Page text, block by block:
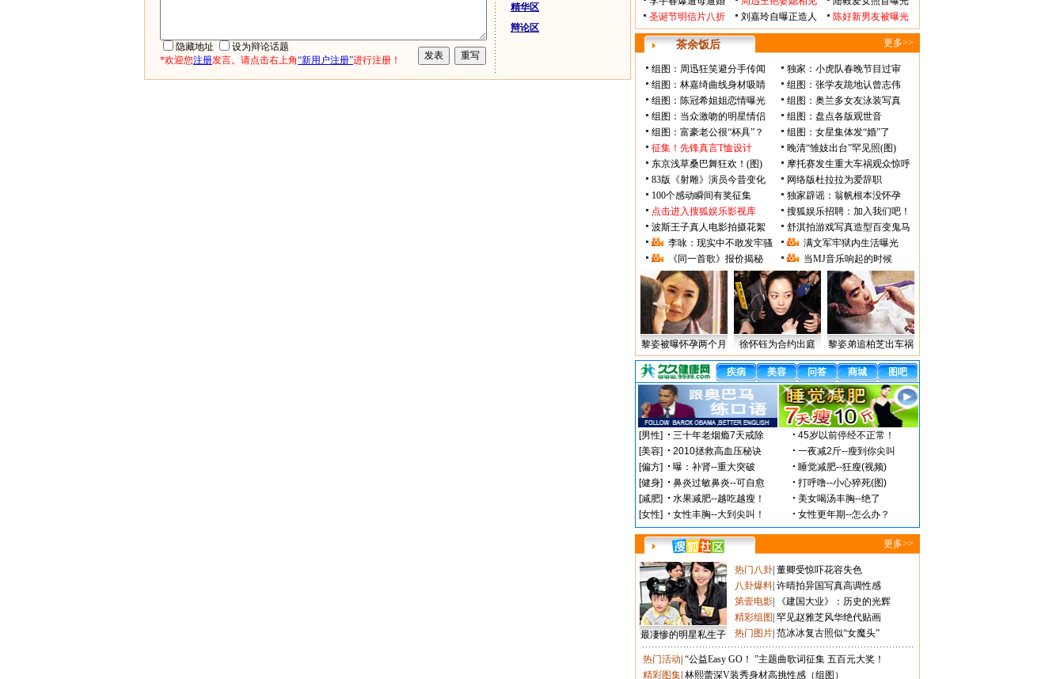
隐藏地址
设为辩论话题
*欢迎您注册发言。请点击右上角“新用户注册”进行注册！
精华区
辩论区
圣诞节明信片八折
刘嘉玲自曝正造人 陈好新男友被曝光
茶余饭后 更多>>
组图：周迅狂笑避分手传闻
独家：小虎队春晚节目过审
组图：林嘉绮曲线身材吸睛
组图：张学友跪地认曾志伟
组图：陈冠希姐姐恋情曝光
组图：奥兰多女友泳装写真
组图：当众激吻的明星情侣
组图：盘点各版观世音
组图：富豪老公很“杯具”？
组图：女星集体发“婚”了
征集！先锋真言T恤设计
晚清“雏妓出台”罕见照(图)
东京浅草桑巴舞狂欢！(图)
摩托赛发生重大车祸观众惊呼
83版《射雕》演员今昔变化
网络版杜拉拉为爱辞职
100个感动瞬间有奖征集
独家辟谣：翁帆根本没怀孕
点击进入搜狐娱乐影视库
搜狐娱乐招聘：加入我们吧！
波斯王子真人电影拍摄花絮
舒淇拍游戏写真造型百变鬼马
李咏：现实中不敢发牢骚
满文军牢狱内生活曝光
《同一首歌》报价揭秘
当MJ音乐响起的时候
黎姿被曝怀孕两个月 徐怀钰为合约出庭 黎姿弟追柏芝出车祸
更多>>
最凄惨的明星私生子
热门八卦 董卿受惊吓花容失色
八卦爆料 许晴拍异国写真高调性感
第壹电影
《建国大业》：历史的光辉
精彩组图 罕见赵雅芝风华绝代贴画
热门图片 范冰冰复古照似“女魔头”
热门活动 “公益Easy GO！ ”主题曲歌词征集 五百元大奖！
精彩图集 林熙蕾深V装秀身材高挑性感（组图）